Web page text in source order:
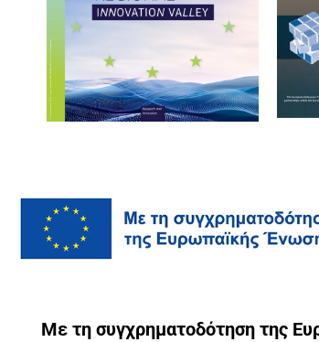
Με τη συγχρηματοδότηση της